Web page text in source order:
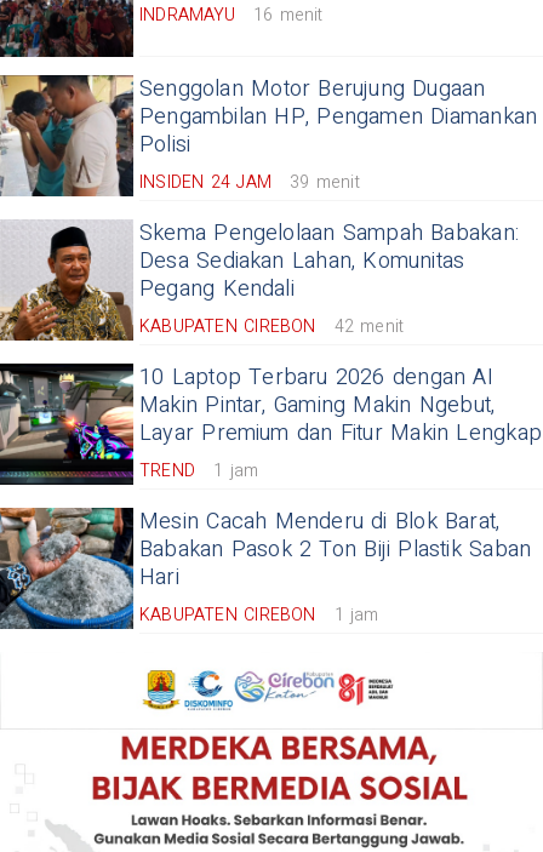
INDRAMAYU 16 menit
Senggolan Motor Berujung Dugaan
Pengambilan HP, Pengamen Diamankan
Polisi
INSIDEN 24 JAM 39 menit
Skema Pengelolaan Sampah Babakan:
Desa Sediakan Lahan, Komunitas
Pegang Kendali
KABUPATEN CIREBON 42 menit
10 Laptop Terbaru 2026 dengan AI
Makin Pintar, Gaming Makin Ngebut,
Layar Premium dan Fitur Makin Lengkap
TREND 1 jam
Mesin Cacah Menderu di Blok Barat,
Babakan Pasok 2 Ton Biji Plastik Saban
Hari
KABUPATEN CIREBON 1 jam